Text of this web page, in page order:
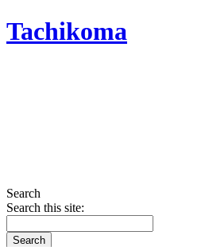
Tachikoma
Search
Search this site: